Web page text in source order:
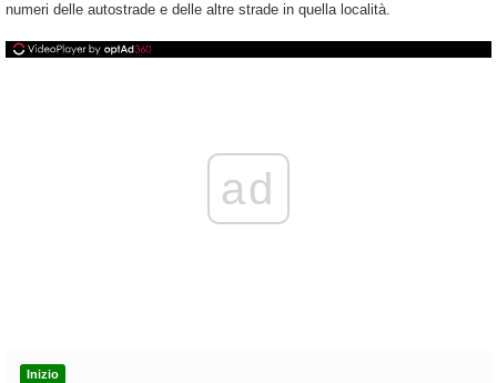
numeri delle autostrade e delle altre strade in quella località.
ad
Inizio